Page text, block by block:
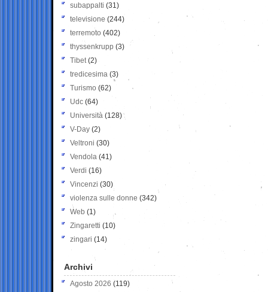
subappalti (31)
televisione(244)
terremoto (402)
thyssenkrupp (3)
Tibet(2)
tredicesima (3)
Turismo (62)
Udc (64)
Università (128)
V-Day (2)
Veltroni (30)
Vendola (41)
Verdi (16)
Vincenzi (30)
violenza sulle donne (342)
Web (1)
Zingaretti (10)
zingari (14)
Archivi
Agosto 2026 (119)